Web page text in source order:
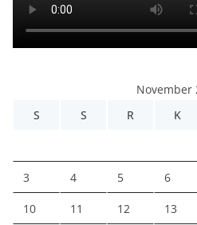
November
S
S R K
3 4 5 6
10 11 12 13